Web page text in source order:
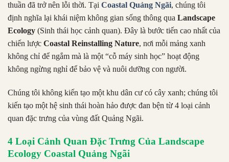
thuần đã trở nên lỗi thời. Tại Coastal Quảng Ngãi, chúng tôi
định nghĩa lại khái niệm không gian sống thông qua Landscape
Ecology (Sinh thái học cảnh quan). Đây là bước tiến cao nhất của
chiến lược Coastal Reinstalling Nature, nơi mỗi mảng xanh
không chỉ để ngắm mà là một “cỗ máy sinh học” hoạt động
không ngừng nghỉ để bảo vệ và nuôi dưỡng con người.
Chúng tôi không kiến tạo một khu dân cư có cây xanh; chúng tôi
kiến tạo một hệ sinh thái hoàn hảo được đan bện từ 4 loại cảnh
quan đặc trưng của vùng đất Quảng Ngãi.
4 Loại Cảnh Quan Đặc Trưng Của Landscape
Ecology Coastal Quảng Ngãi